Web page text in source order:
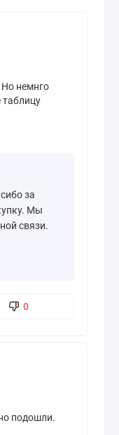
Но немнго
таблицу
0
за
Мы
связи.
подошли.